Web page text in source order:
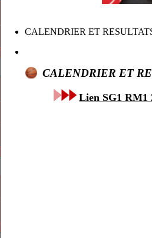
CALENDRIER ET
CALENDRIER ET
Lien SG1 RM1